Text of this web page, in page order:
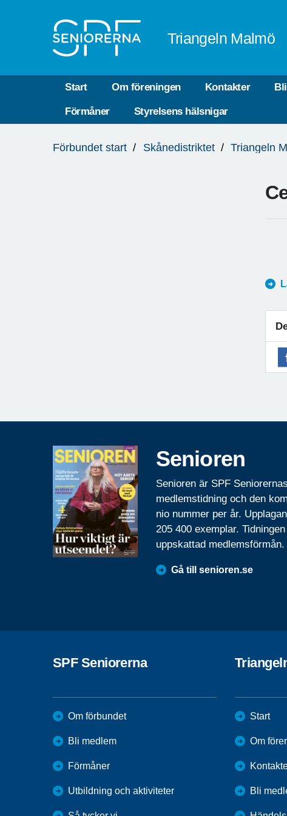
Triangeln Malmö
Start Om föreningen Kontakter
Förmåner Styrelsens hälsnigar
är
Förbundet start Skånedistriktet Triangeln
Senioren
Senioren är SPF Seniorernas
medlemstidning och den
nio nummer per år.
205 400 exemplar.
uppskattad medlemsförmån.
Gå till senioren.se
SPF Seniorerna
Om förbundet
Bli medlem
Förmåner
Utbildning och aktiviteter
Start
Om
Bli